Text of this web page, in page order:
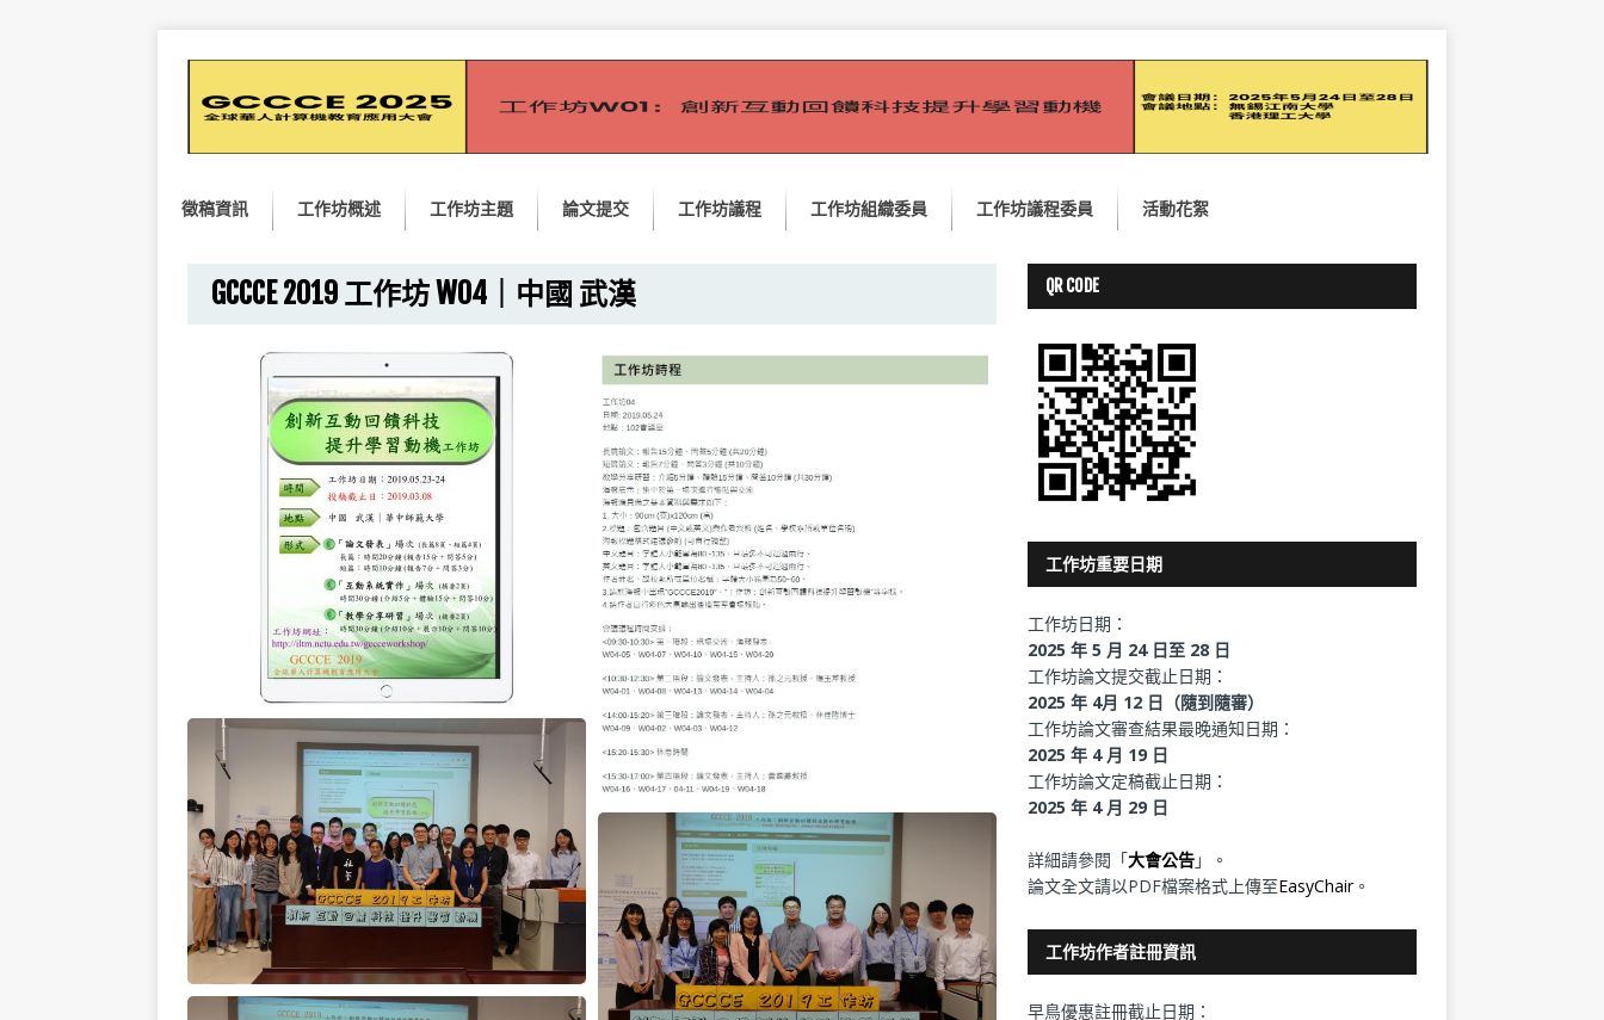
徵稿資訊 工作坊概述 工作坊主題 論文提交 工作坊議程 工作坊組織委員 工作坊議程委員 活動花絮
GCCCE 2019 工作坊 W04｜中國 武漢 QR CODE
工作坊重要日期
工作坊日期：
2025 年 5 月 24 日至 28 日
工作坊論文提交截止日期：
2025 年 4月 12 日（隨到隨審）
工作坊論文審查結果最晚通知日期：
2025 年 4 月 19 日
工作坊論文定稿截止日期：
2025 年 4 月 29 日
詳細請參閱「大會公告」。
論文全文請以PDF檔案格式上傳至EasyChair。
工作坊作者註冊資訊
早鳥優惠註冊截止日期：